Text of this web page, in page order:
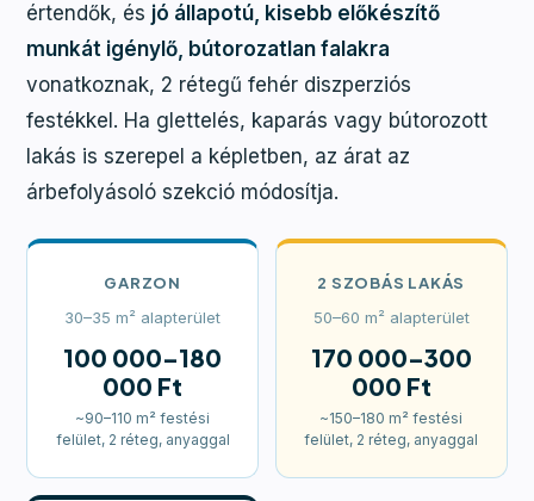
értendők, és jó állapotú, kisebb előkészítő
munkát igénylő, bútorozatlan falakra
vonatkoznak, 2 rétegű fehér diszperziós
festékkel. Ha glettelés, kaparás vagy bútorozott
lakás is szerepel a képletben, az árat az
árbefolyásoló szekció módosítja.
GARZON
30–35 m² alapterület
100 000–180
000 Ft
~90–110 m² festési
felület, 2 réteg, anyaggal
2 SZOBÁS LAKÁS
50–60 m² alapterület
170 000–300
000 Ft
~150–180 m² festési
felület, 2 réteg, anyaggal